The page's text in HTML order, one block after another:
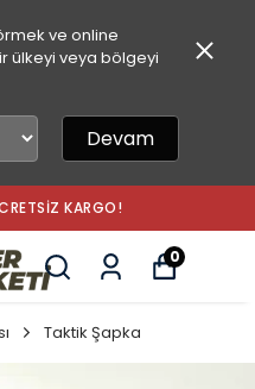
ve online
ülkeyi veya bölgeyi
Devam
KARGO!
0
Taktik Şapka